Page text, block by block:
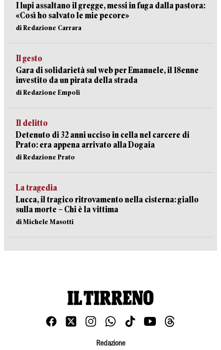
I lupi assaltano il gregge, messi in fuga dalla pastora:
«Così ho salvato le mie pecore»
di Redazione Carrara
Il gesto
Gara di solidarietà sul web per Emanuele, il 18enne
investito da un pirata della strada
di Redazione Empoli
Il delitto
Detenuto di 32 anni ucciso in cella nel carcere di
Prato: era appena arrivato alla Dogaia
di Redazione Prato
La tragedia
Lucca, il tragico ritrovamento nella cisterna: giallo
sulla morte – Chi è la vittima
di Michele Masotti
Redazione